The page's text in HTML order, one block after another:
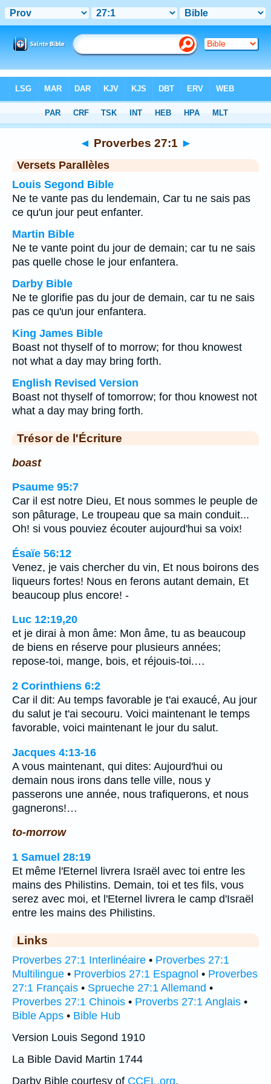
Chapitre 27 > Verset 1
◄ Proverbes 27:1 ►
Versets Parallèles
Louis Segond Bible
Ne te vante pas du lendemain, Car tu ne sais pas
ce qu'un jour peut enfanter.
Martin Bible
Ne te vante point du jour de demain; car tu ne sais
pas quelle chose le jour enfantera.
Darby Bible
Ne te glorifie pas du jour de demain, car tu ne sais
pas ce qu'un jour enfantera.
King James Bible
Boast not thyself of to morrow; for thou knowest
not what a day may bring forth.
English Revised Version
Boast not thyself of tomorrow; for thou knowest not
what a day may bring forth.
Trésor de l'Écriture
boast
Psaume 95:7
Car il est notre Dieu, Et nous sommes le peuple de
son pâturage, Le troupeau que sa main conduit...
Oh! si vous pouviez écouter aujourd'hui sa voix!
Ésaïe 56:12
Venez, je vais chercher du vin, Et nous boirons des
liqueurs fortes! Nous en ferons autant demain, Et
beaucoup plus encore! -
Luc 12:19,20
et je dirai à mon âme: Mon âme, tu as beaucoup
de biens en réserve pour plusieurs années;
repose-toi, mange, bois, et réjouis-toi.…
2 Corinthiens 6:2
Car il dit: Au temps favorable je t'ai exaucé, Au jour
du salut je t'ai secouru. Voici maintenant le temps
favorable, voici maintenant le jour du salut.
Jacques 4:13-16
A vous maintenant, qui dites: Aujourd'hui ou
demain nous irons dans telle ville, nous y
passerons une année, nous trafiquerons, et nous
gagnerons!…
to-morrow
1 Samuel 28:19
Et même l'Eternel livrera Israël avec toi entre les
mains des Philistins. Demain, toi et tes fils, vous
serez avec moi, et l'Eternel livrera le camp d'Israël
entre les mains des Philistins.
Links
Proverbes 27:1 Interlinéaire • Proverbes 27:1
Multilingue • Proverbios 27:1 Espagnol • Proverbes
27:1 Français • Sprueche 27:1 Allemand •
Proverbes 27:1 Chinois • Proverbs 27:1 Anglais •
Bible Apps • Bible Hub
Version Louis Segond 1910
La Bible David Martin 1744
Darby Bible courtesy of CCEL.org.